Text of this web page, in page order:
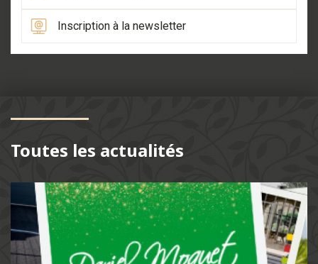
Inscription à la newsletter
Toutes les actualités